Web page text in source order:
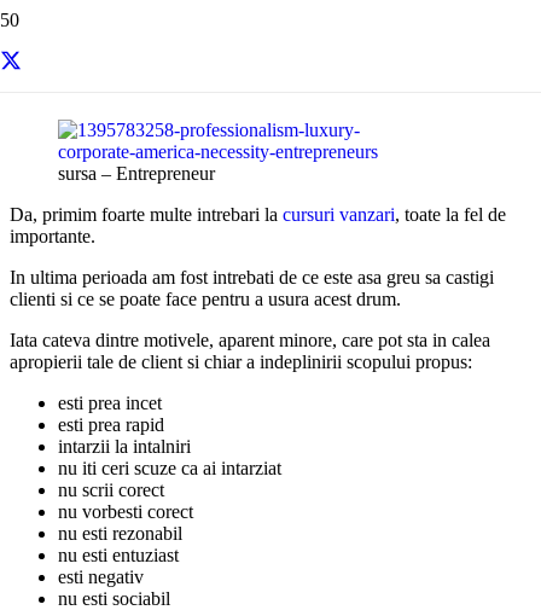
sursa – Entrepreneur
Da, primim foarte multe intrebari la cursuri vanzari, toate la fel de
importante.
In ultima perioada am fost intrebati de ce este asa greu sa castigi
clienti si ce se poate face pentru a usura acest drum.
Iata cateva dintre motivele, aparent minore, care pot sta in calea
apropierii tale de client si chiar a indeplinirii scopului propus:
esti prea incet
esti prea rapid
intarzii la intalniri
nu iti ceri scuze ca ai intarziat
nu scrii corect
nu vorbesti corect
nu esti rezonabil
nu esti entuziast
esti negativ
nu esti sociabil